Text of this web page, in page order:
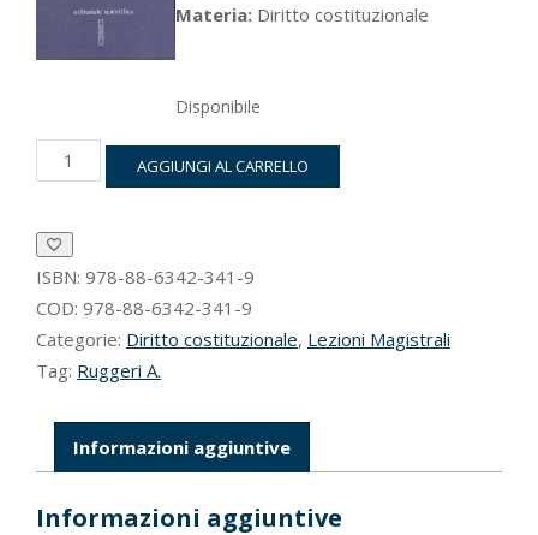
Materia: Diritto costituzionale
Disponibile
Costituzione
scritta
costituzionale
non
scritto
AGGIUNGI AL CARRELLO
ISBN: 978-88-6342-341-9
COD: 978-88-6342-341-9
Categorie: Diritto costituzionale, Lezioni Magistrali
Tag: Ruggeri A.
Informazioni aggiuntive
Informazioni aggiuntive